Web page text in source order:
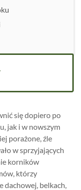
się dopiero po
jak i w nowszym
porażone, źle
w sprzyjających
korników
którzy
dachowej, belkach,